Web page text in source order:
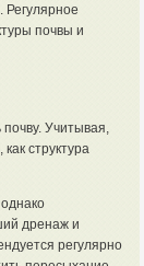
Регулярное
почвы и
Учитывая,
структура
дренаж и
регулярно